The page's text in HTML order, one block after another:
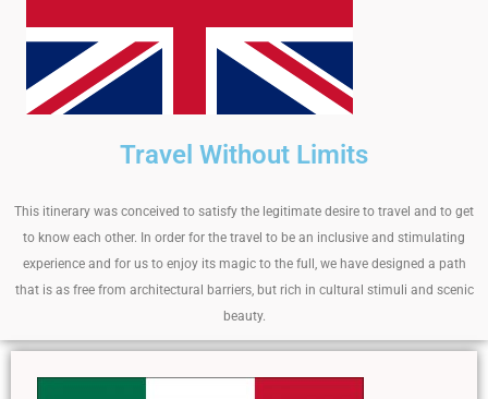
Travel Without Limits
This itinerary was conceived to satisfy the legitimate desire to travel and to get
to know each other. In order for the travel to be an inclusive and stimulating
experience and for us to enjoy its magic to the full, we have designed a path
that is as free from architectural barriers, but rich in cultural stimuli and scenic
beauty.